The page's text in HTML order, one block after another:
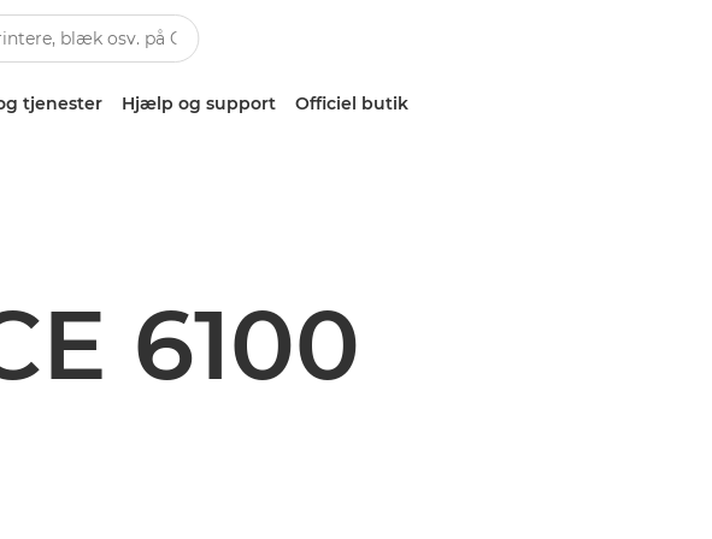
tjenester Hjælp og support Officiel butik
6100